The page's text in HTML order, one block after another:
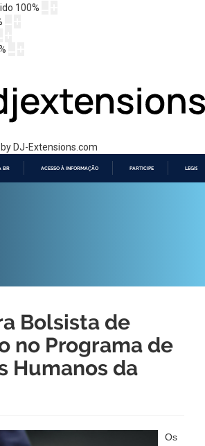
100%
by DJ-Extensions.com
BR ACESSO À INFORMAÇÃO PARTICIPE
Bolsista de
no Programa de
Humanos da
Os